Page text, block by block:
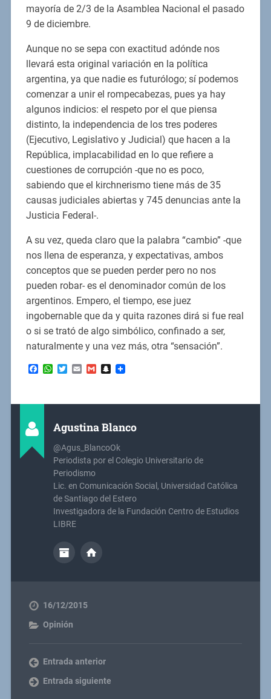
mayoría de 2/3 de la Asamblea Nacional el pasado
9 de diciembre.
Aunque no se sepa con exactitud adónde nos
llevará esta original variación en la política
argentina, ya que nadie es futurólogo; sí podemos
comenzar a unir el rompecabezas, pues ya hay
algunos indicios: el respeto por el que piensa
distinto, la independencia de los tres poderes
(Ejecutivo, Legislativo y Judicial) que hacen a la
República, implacabilidad en lo que refiere a
cuestiones de corrupción -que no es poco,
sabiendo que el kirchnerismo tiene más de 35
causas judiciales abiertas y 745 denuncias ante la
Justicia Federal-.
A su vez, queda claro que la palabra “cambio” -que
nos llena de esperanza, y expectativas, ambos
conceptos que se pueden perder pero no nos
pueden robar- es el denominador común de los
argentinos. Empero, el tiempo, ese juez
ingobernable que da y quita razones dirá si fue real
o si se trató de algo simbólico, confinado a ser,
naturalmente y una vez más, otra “sensación”.
Facebook
WhatsApp
Twitter
EmailGmailSnapchat
Agustina Blanco
@Agus_BlancoOk
Periodista por el Colegio Universitario de
Periodismo
Lic. en Comunicación Social, Universidad Católica
de Santiago del Estero
Investigadora de la Fundación Centro de Estudios
LIBRE
16/12/2015
Opinión
Entrada anterior
Entrada siguiente